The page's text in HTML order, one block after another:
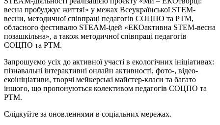
весна пробуджує життя!» у межах Всеукраїнської STEM-
весни, методичної співпраці педагогів СОЦПО та РТМ,
обласного фестивалю STEАM-ідей «ЕКОактивна STEM-весна
позашкільна», а також методичної співпраці педагогів
СОЦПО та РТМ.
Запрошуємо усіх до активної участі в екологічних ініціативах:
пізнавальні інтерактивні онлайн активності, фото-, відео-
екоініціативи, творчі мейкерські майстер-класи та багато
іншого, що пропонуються колективом педагогів СОЦПО та
РТМ.
Слідкуйте за оновленнями в соціальних мережах.